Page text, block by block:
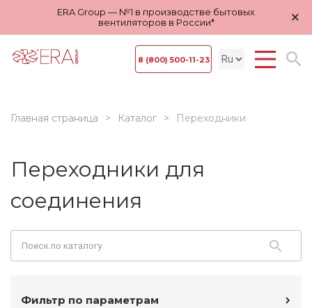
ERA Group — №1 в производстве бытовых
вентиляторов в России*
×
8 (800) 500-11-23
Главная страница Каталог Переходники
Переходники для
соединения
Фильтр по параметрам